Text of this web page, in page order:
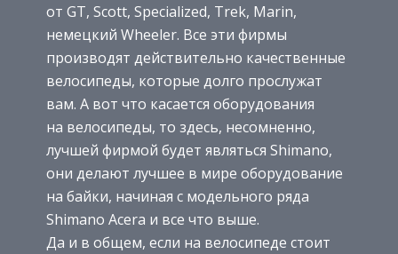
от GT, Scott, Specialized, Trek, Marin,
немецкий Wheeler. Все эти фирмы
производят действительно качественные
велосипеды, которые долго прослужат
вам. А вот что касается оборудования
на велосипеды, то здесь, несомненно,
лучшей фирмой будет являться Shimano,
они делают лучшее в мире оборудование
на байки, начиная с модельного ряда
Shimano Acera и все что выше.
Да и в общем, если на велосипеде стоит